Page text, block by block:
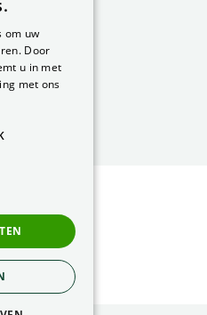
22
57 40 80
57 40 84
om uw
Door
u in met
met ons